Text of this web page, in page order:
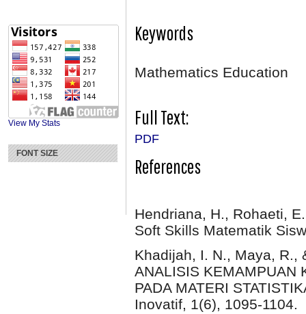
View My Stats
FONT SIZE
Keywords
Mathematics Education
Full Text:
PDF
References
Hendriana, H., Rohaeti,
Soft Skills Matematik
Khadijah, I. N., Maya, R.,
ANALISIS KEMAMPUAN
PADA MATERI
Inovatif, 1(6), 1095-1104.